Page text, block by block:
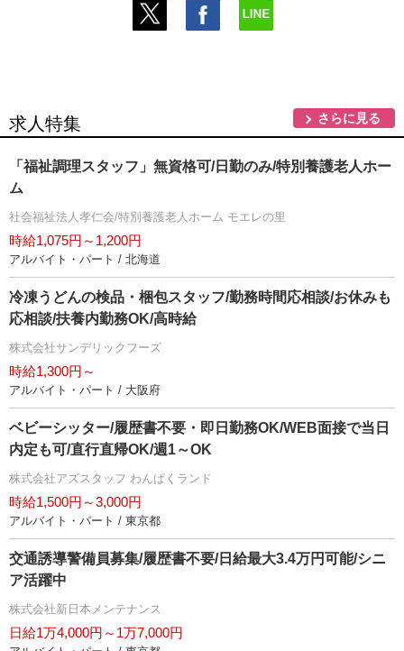
求人特集 さらに見る
「福祉調理スタッフ」無資格可/日勤のみ/特別養護老人ホー
ム
社会福祉法人孝仁会/特別養護老人ホーム モエレの里
時給1,075円～1,200円
アルバイト・パート / 北海道
冷凍うどんの検品・梱包スタッフ/勤務時間応相談/お休みも
応相談/扶養内勤務OK/高時給
株式会社サンデリックフーズ
時給1,300円～
アルバイト・パート / 大阪府
ベビーシッター/履歴書不要・即日勤務OK/WEB面接で当日
内定も可/直行直帰OK/週1～OK
株式会社アズスタッフ わんぱくランド
時給1,500円～3,000円
アルバイト・パート / 東京都
交通誘導警備員募集/履歴書不要/日給最大3.4万円可能/シニ
ア活躍中
株式会社新日本メンテナンス
日給1万4,000円～1万7,000円